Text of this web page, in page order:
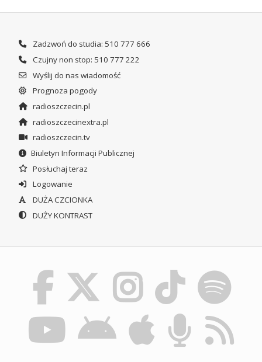
Zadzwoń do studia: 510 777 666
Czujny non stop: 510 777 222
Wyślij do nas wiadomość
Prognoza pogody
radioszczecin.pl
radioszczecinextra.pl
radioszczecin.tv
Biuletyn Informacji Publicznej
Posłuchaj teraz
Logowanie
DUŻA CZCIONKA
DUŻY KONTRAST